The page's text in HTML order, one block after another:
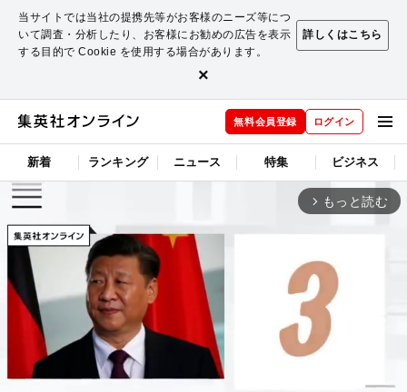
当サイトでは当社の提携先等がお客様のニーズ等につ
いて調査・分析したり、お客様にお勧めの広告を表示
する目的で Cookie を使用する場合があります。
詳しくはこちら
×
無料会員登録 ログイン
新着 ランキング ニュース 特集 ビジネス
arrow_forward_ios もっと読む